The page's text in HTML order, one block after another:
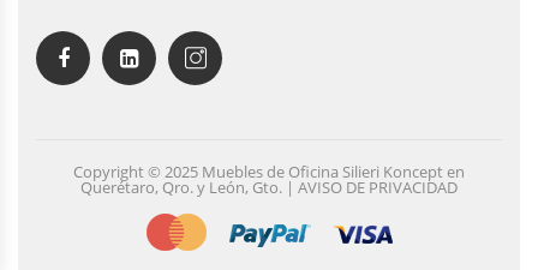
Copyright © 2025 Muebles de Oficina Silieri Koncept en
Querétaro, Qro. y León, Gto. | AVISO DE PRIVACIDAD